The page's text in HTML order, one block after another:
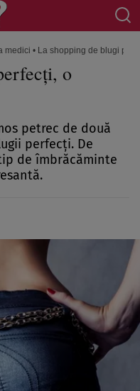
medici • La shopping de blugi
o
petrec de două
perfecţi. De
de îmbrăcăminte